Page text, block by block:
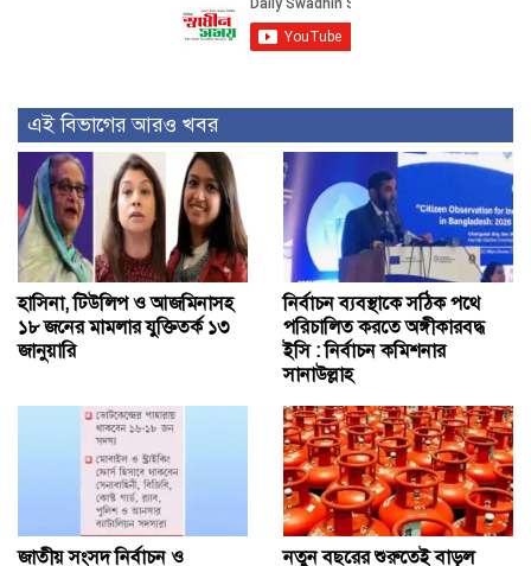
এই বিভাগের আরও খবর
হাসিনা, টিউলিপ ও আজমিনাসহ
১৮ জনের মামলার যুক্তিতর্ক ১৩
জানুয়ারি
নির্বাচন ব্যবস্থাকে সঠিক পথে
পরিচালিত করতে অঙ্গীকারবদ্ধ
ইসি : নির্বাচন কমিশনার
সানাউল্লাহ
জাতীয় সংসদ নির্বাচন ও
নতুন বছরের শুরুতেই বাড়ল